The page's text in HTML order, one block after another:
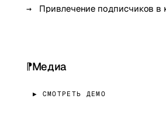
Привлечение подписчиков в
Медиа
▶ СМОТРЕТЬ ДЕМО